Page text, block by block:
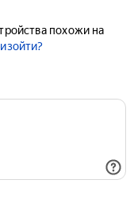
похожи на